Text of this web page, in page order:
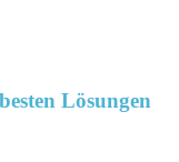
Lösungen